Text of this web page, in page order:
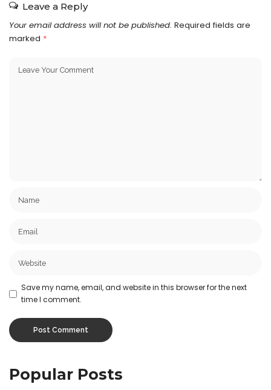
Leave a Reply
Your email address will not be published. Required fields are
marked *
Save my name, email, and website in this browser for the next
time I comment.
Popular Posts